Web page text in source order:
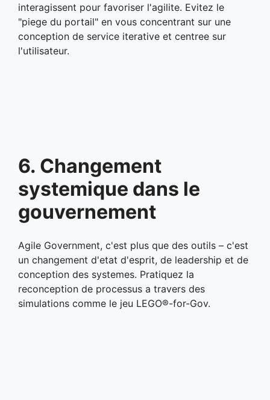
interagissent pour favoriser l'agilite. Evitez le
"piege du portail" en vous concentrant sur une
conception de service iterative et centree sur
l'utilisateur.
6. Changement
systemique dans le
gouvernement
Agile Government, c'est plus que des outils – c'est
un changement d'etat d'esprit, de leadership et de
conception des systemes. Pratiquez la
reconception de processus a travers des
simulations comme le jeu LEGO®-for-Gov.